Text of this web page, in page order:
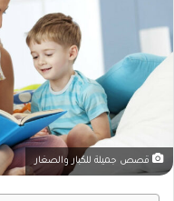
قصص جميلة للكبار والصغار